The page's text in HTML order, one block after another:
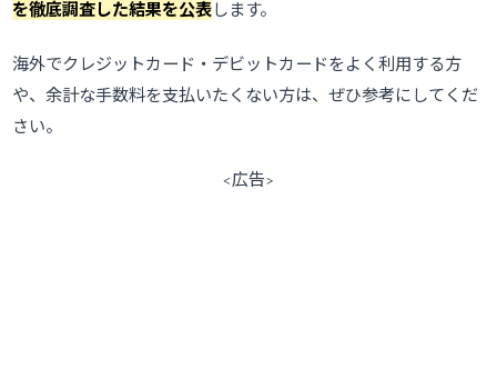
を徹底調査した結果を公表します。
海外でクレジットカード・デビットカードをよく利用する方
や、余計な手数料を支払いたくない方は、ぜひ参考にしてくだ
さい。
<広告>